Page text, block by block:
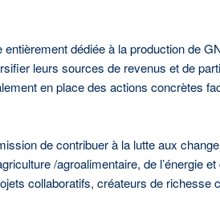
dédiée à la production de
leurs sources de revenus et de
en place des actions concrètes
de contribuer à la lutte aux
/agroalimentaire, de l’énergie
collaboratifs, créateurs de richesse